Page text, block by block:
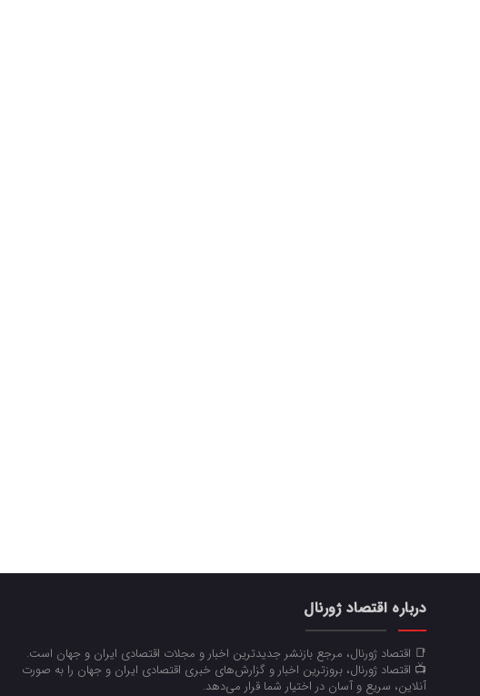
درباره اقتصاد ژورنال
📑 اقتصاد ژورنال، مرجع بازنشر جدیدترین اخبار و مجلات اقتصادی ایران و جهان است.
📺 اقتصاد ژورنال، بروزترین اخبار و گزارش‌های خبری اقتصادی ایران و جهان را به صورت
آنلاین، سریع و آسان در اختیار شما قرار می‌‌دهد.